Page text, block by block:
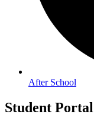
After School
Student Portal